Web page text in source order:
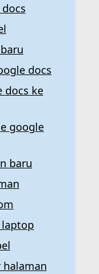
docs
docs ke
google
baru